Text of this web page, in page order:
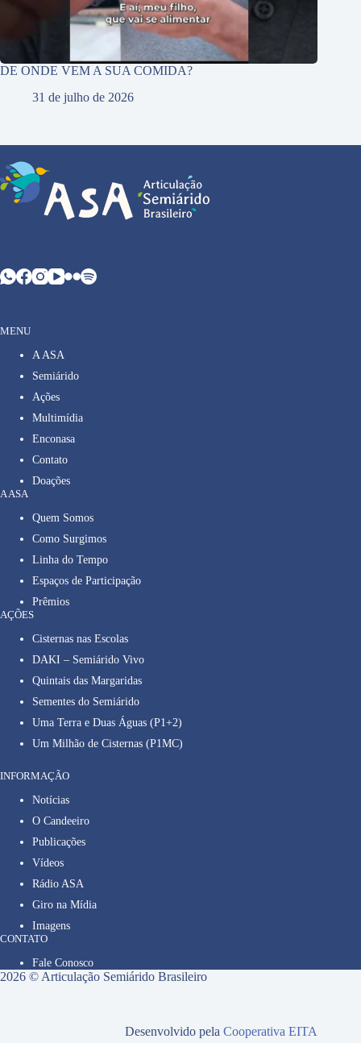
DE ONDE VEM A SUA COMIDA?
31 de julho de 2026
MENU
A ASA
Semiárido
Ações
Multimídia
Enconasa
Contato
Doações
A ASA
Quem Somos
Como Surgimos
Linha do Tempo
Espaços de Participação
Prêmios
AÇÕES
Cisternas nas Escolas
DAKI – Semiárido Vivo
Quintais das Margaridas
Sementes do Semiárido
Uma Terra e Duas Águas (P1+2)
Um Milhão de Cisternas (P1MC)
INFORMAÇÃO
Notícias
O Candeeiro
Publicações
Vídeos
Rádio ASA
Giro na Mídia
Imagens
CONTATO
Fale Conosco
2026 © Articulação Semiárido Brasileiro
Desenvolvido pelaCooperativa EITA